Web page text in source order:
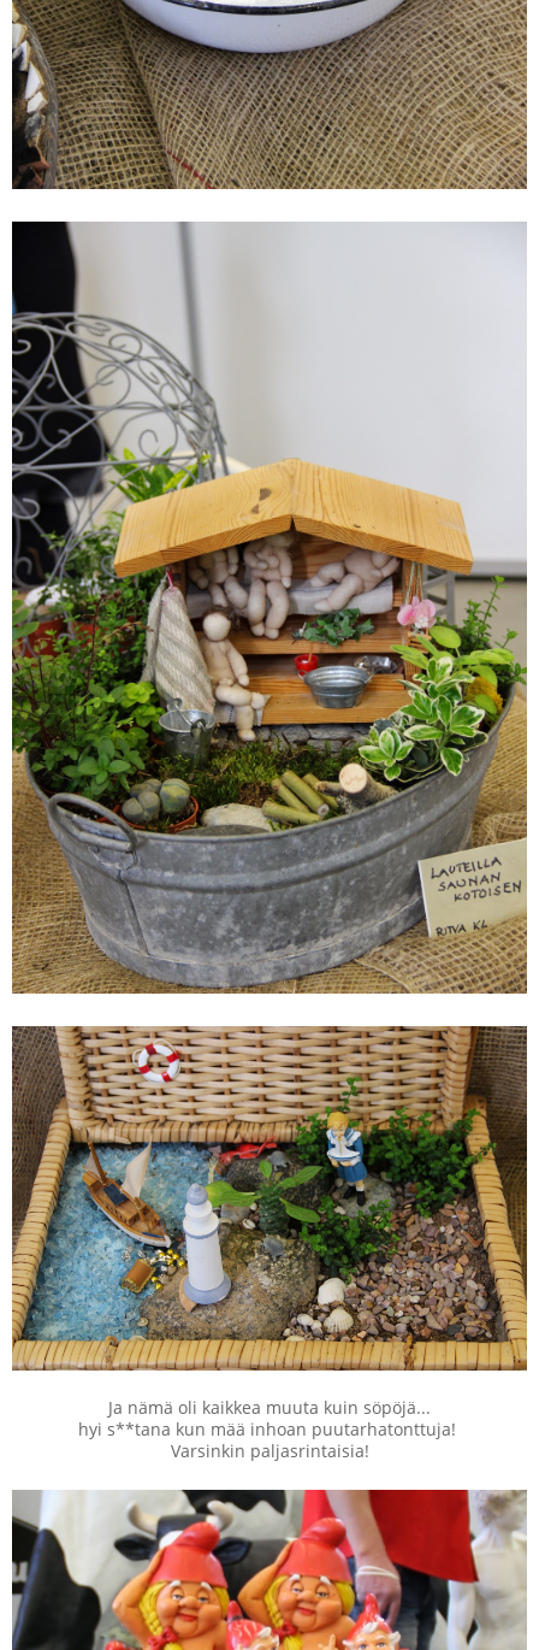
Ja nämä oli kaikkea muuta kuin söpöjä...
hyi s**tana kun mää inhoan puutarhatonttuja!
Varsinkin paljasrintaisia!